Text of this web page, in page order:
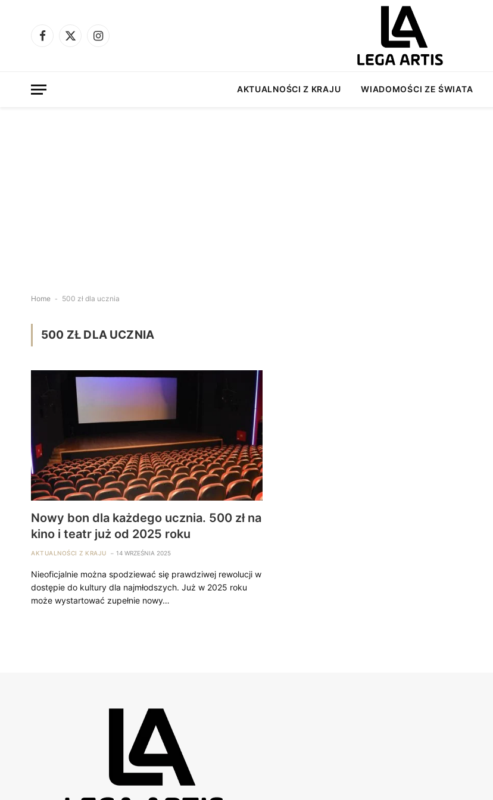
Facebook
X
Instagram
AKTUALNOŚCI Z KRAJU WIADOMOŚCI ZE ŚWIATA
Home - 500 zł dla ucznia
500 ZŁ DLA UCZNIA
Nowy bon dla każdego ucznia. 500 zł na
kino i teatr już od 2025 roku
AKTUALNOŚCI Z KRAJU 14 WRZEŚNIA 2025
Nieoficjalnie można spodziewać się prawdziwej rewolucji w
dostępie do kultury dla najmłodszych. Już w 2025 roku
może wystartować zupełnie nowy…